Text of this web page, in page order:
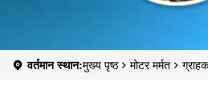
वर्तमान स्थान:मुख्य पृष्ठ मोटर मर्मत